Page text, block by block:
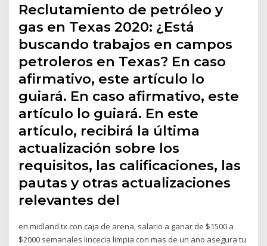
Reclutamiento de petróleo y
gas en Texas 2020: ¿Está
buscando trabajos en campos
petroleros en Texas? En caso
afirmativo, este artículo lo
guiará. En caso afirmativo, este
artículo lo guiará. En este
artículo, recibirá la última
actualización sobre los
requisitos, las calificaciones, las
pautas y otras actualizaciones
relevantes del
en midland tx con caja de arena, salario a ganar de $1500 a
$2000 semanales lincecia limpia con mas de un ano asegura tu